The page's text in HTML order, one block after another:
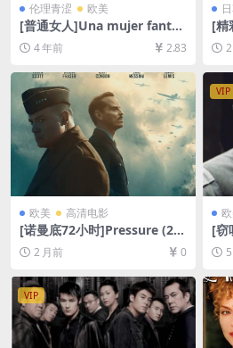
伦理青涩 欧美
[普通女人]Una mujer fantás
tica (2017)[百度网盘+迅雷云
盘资源1080P超清未删减][MP
4/6.7GB][中文字幕]
4 年前 2.83
[精
[百
清
下
欧美 高清电影
[诺曼底72小时]Pressure (20
26)[百度网盘+夸克网盘1080P
超清未删减资源][网盘在线播
放/下载][MP4/6.6GB][中英字
幕]
2 月前 0
VIP
[窃
网
清
中
VIP